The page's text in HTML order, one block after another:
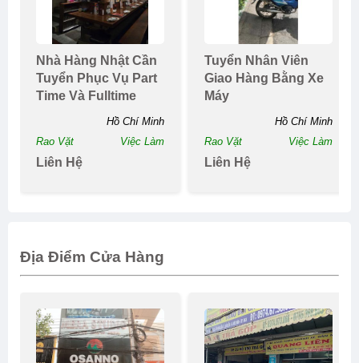
Nhà Hàng Nhật Cần
Tuyển Phục Vụ Part
Time Và Fulltime
Hồ Chí Minh
Rao Vặt
Việc Làm
Liên Hệ
Tuyển Nhân Viên
Giao Hàng Bằng Xe
Máy
Hồ Chí Minh
Rao Vặt
Việc Làm
Liên Hệ
Địa Điểm Cửa Hàng